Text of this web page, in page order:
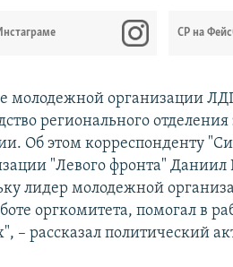
СР на
молодежной организации
регионального отделения
Об этом корреспонденту
"Левого фронта" Даниил
лидер молодежной
оргкомитета, помогал в
– рассказал политический